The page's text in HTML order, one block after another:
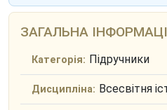
ЗАГАЛЬНА
Категорія: Підручники
Дисципліна: Всесвітня